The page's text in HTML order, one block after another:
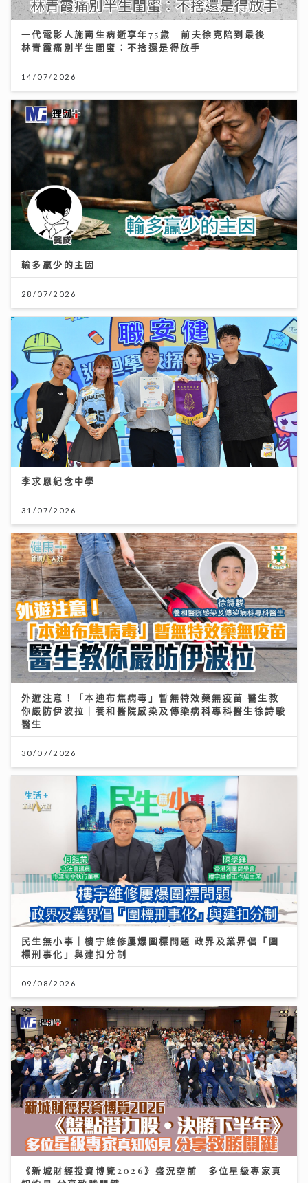
一代電影人施南生病逝享年75歲 前夫徐克陪到最後
林青霞痛別半生閨蜜：不捨還是得放手
14/07/2026
輸多贏少的主因
28/07/2026
李求恩紀念中學
31/07/2026
外遊注意！「本迪布焦病毒」暫無特效藥無疫苗 醫生教
你嚴防伊波拉｜養和醫院感染及傳染病科專科醫生徐詩駿
醫生
30/07/2026
民生無小事｜樓宇維修屢爆圍標問題 政界及業界倡「圍
標刑事化」與建扣分制
09/08/2026
《新城財經投資博覽2026》盛況空前 多位星級專家真